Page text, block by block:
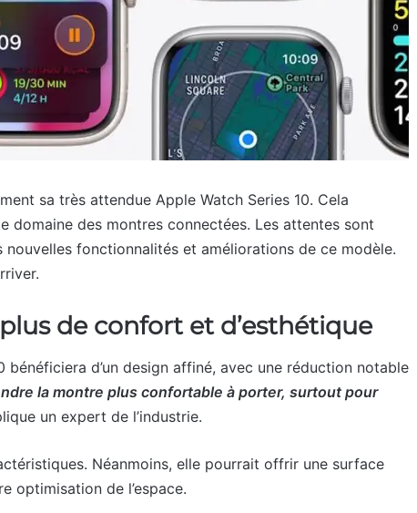
sa très attendue Apple Watch Series 10. Cela
domaine des montres connectées. Les attentes sont
fonctionnalités et améliorations de ce modèle.
de confort et d’esthétique
d’un design affiné, avec une réduction notable
la montre plus confortable à porter, surtout pour
un expert de l’industrie.
Néanmoins, elle pourrait offrir une surface
optimisation de l’espace.